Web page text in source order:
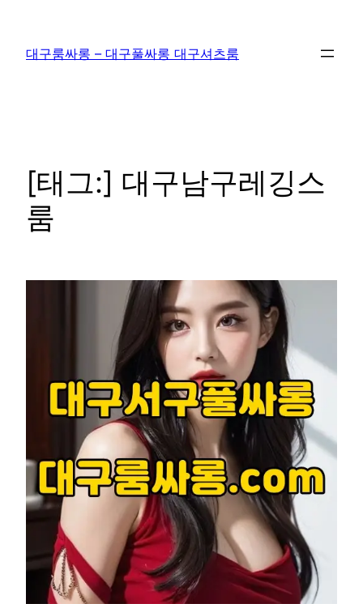
대구룸싸롱 – 대구풀싸롱 대구셔츠룸
[태그:] 대구남구레깅스
룸